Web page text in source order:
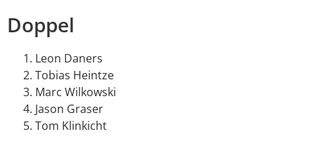
Doppel
Leon Daners
Tobias Heintze
Marc Wilkowski
Jason Graser
Tom Klinkicht